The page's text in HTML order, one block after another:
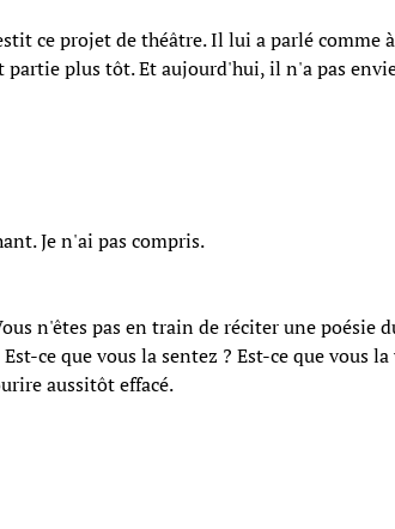
ce projet de théâtre. Il lui a parlé comme
plus tôt. Et aujourd'hui, il n'a pas
Je n'ai pas compris.
n'êtes pas en train de réciter une poésie
ce que vous la sentez ? Est-ce que vous la
aussitôt effacé.